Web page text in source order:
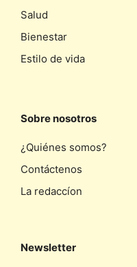
Salud
Bienestar
Estilo de vida
Sobre nosotros
¿Quiénes somos?
Contáctenos
La redaccíon
Newsletter